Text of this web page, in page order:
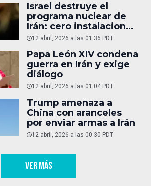
Israel destruye el
programa nuclear de
Irán: cero instalaciones
operativas
12 abril, 2026 a las 01:36 PDT
Papa León XIV condena
guerra en Irán y exige
diálogo
12 abril, 2026 a las 01:04 PDT
Trump amenaza a
China con aranceles
por enviar armas a Irán
12 abril, 2026 a las 00:30 PDT
VER MÁS